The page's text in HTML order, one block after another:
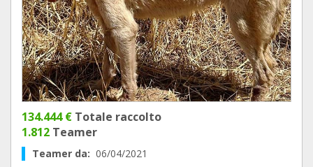
134.444 € Totale raccolto
1.812 Teamer
Teamer da: 06/04/2021